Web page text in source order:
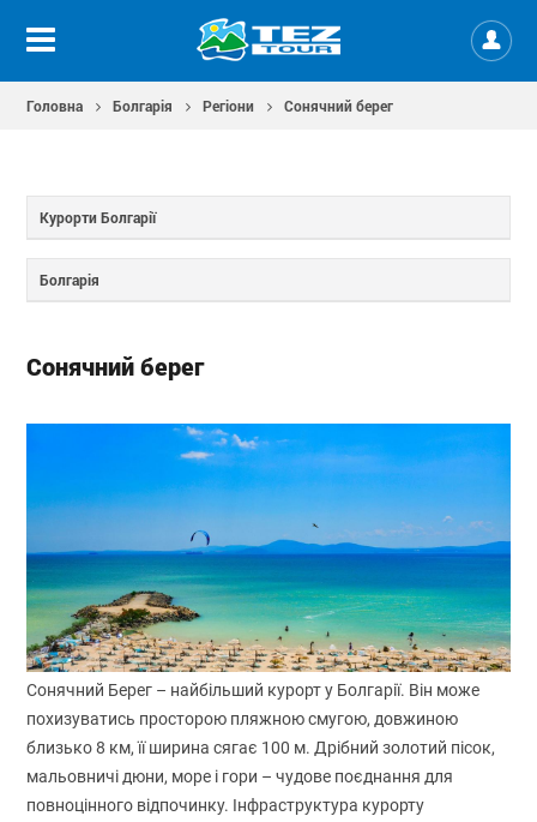
Головна Болгарія Регіони Сонячний берег
Курорти Болгарії
Болгарія
Сонячний берег
Сонячний Берег – найбільший курорт у Болгарії. Він може
похизуватись просторою пляжною смугою, довжиною
близько 8 км, її ширина сягає 100 м. Дрібний золотий пісок,
мальовничі дюни, море і гори – чудове поєднання для
повноцінного відпочинку. Інфраструктура курорту